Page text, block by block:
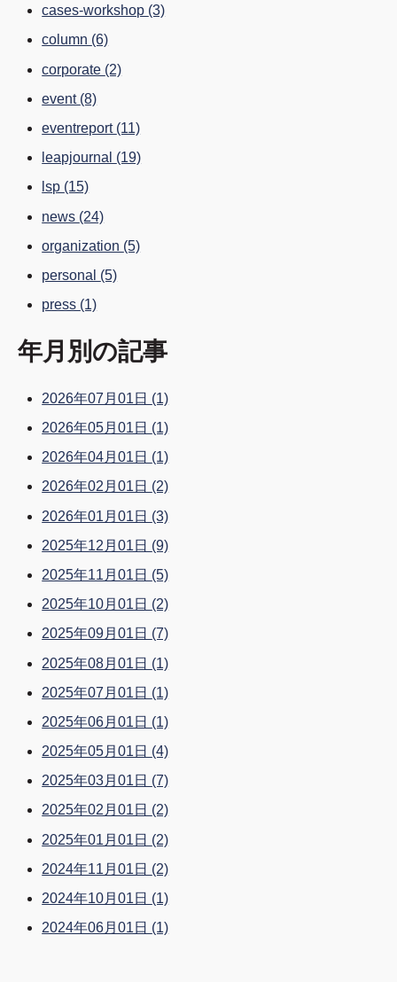
cases-workshop (3)
column (6)
corporate (2)
event (8)
eventreport (11)
leapjournal (19)
lsp (15)
news (24)
organization (5)
personal (5)
press (1)
年月別の記事
2026年07月01日 (1)
2026年05月01日 (1)
2026年04月01日 (1)
2026年02月01日 (2)
2026年01月01日 (3)
2025年12月01日 (9)
2025年11月01日 (5)
2025年10月01日 (2)
2025年09月01日 (7)
2025年08月01日 (1)
2025年07月01日 (1)
2025年06月01日 (1)
2025年05月01日 (4)
2025年03月01日 (7)
2025年02月01日 (2)
2025年01月01日 (2)
2024年11月01日 (2)
2024年10月01日 (1)
2024年06月01日 (1)